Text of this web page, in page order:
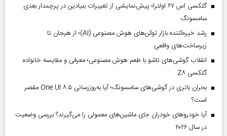
گلکسی اس ۲۷ اولترا؛ پیش‌نمایشی از تغییرات بنیادین در پرچمدار بعدی
سامسونگ
رشد خیره‌کننده بازار توکن‌های هوش مصنوعی (AI)؛ از هیجان تا
زیرساخت‌های واقعی
انقلاب گوشی‌های تاشو‌ با طعم هوش مصنوعی؛ معرفی و مقایسه خانواده
گلکسی Z۸
بحران باتری در گوشی‌های سامسونگ؛ آیا به‌روزرسانی One UI ۸.۵ مقصر
است؟
آیا خودروهای خودران جای ماشین‌های معمولی را می‌گیرند؟ بررسی وضعیت
در سال ۲۰۲۶